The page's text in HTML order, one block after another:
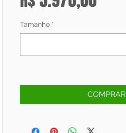
Tamanho *
COMPRAR